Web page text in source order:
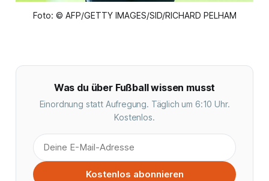
Foto: © AFP/GETTY IMAGES/SID/RICHARD PELHAM
Was du über Fußball wissen musst
Einordnung statt Aufregung. Täglich um 6:10 Uhr.
Kostenlos.
Kostenlos abonnieren